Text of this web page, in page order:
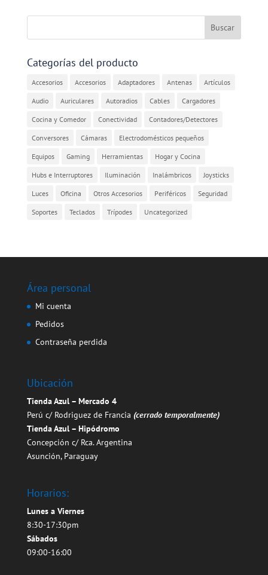
Categorías del producto
Accesorios Accesorios Adaptadores Antenas Artículos
Audio Auriculares Autoradios Cables Cargadores
Cocina y Comedor Conectividad Contadores/Detectores
Conversores Cámaras Electrodomésticos pequeños
Equipos Gaming Herramientas Hogar y Cocina
Hubs e Interruptores Iluminación Inalámbricos Joysticks
Luces Oficina Otros Accesorios Periféricos Seguridad
Soportes Teclados Trípodes Uncategorized
Área personal
Mi cuenta
Pedidos
Contraseña perdida
Ubicación
Tienda Azul – Mercado 4
Perú c/ Rodriguez de Francia (cerrado temporalmente)
Tienda Azul – Hipódromo
Concepción c/ Rca. Argentina
Asunción, Paraguay
Horarios:
Lunes a Viernes
8:30-17:30pm
Sábados
09:00-16:00